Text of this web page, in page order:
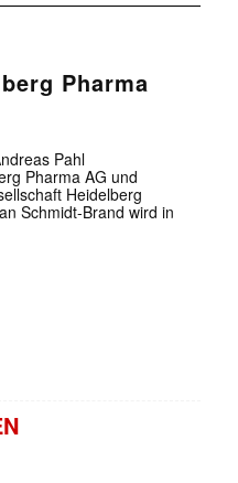
Pharma
Pahl
Pharma AG und
Heidelberg
Schmidt-Brand wird in